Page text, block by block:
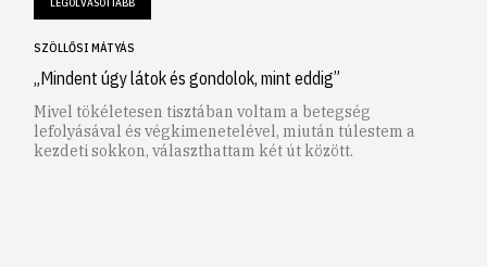
SZÖLLŐSI MÁTYÁS
„Mindent úgy látok és gondolok, mint eddig”
Mivel tökéletesen tisztában voltam a betegség
lefolyásával és végkimenetelével, miután túlestem a
kezdeti sokkon, választhattam két út között.